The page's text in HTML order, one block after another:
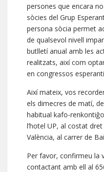
persones que encara
sòcies del Grup
persona sòcia permet
de qualsevol nivell
butlletí anual amb les
realitzats, així com
en congressos
Així mateix, vos
els dimecres de matí,
habitual kafo-
l’hotel UP, al costat
València, al carrer de
Per favor, confirmeu la
contactant amb ell al